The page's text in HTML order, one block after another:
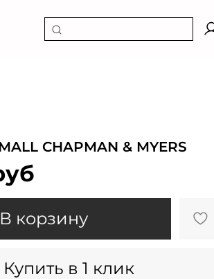
CHAPMAN & MYERS
В корзину
Купить в 1 клик